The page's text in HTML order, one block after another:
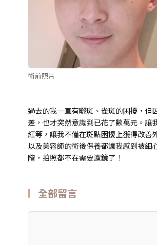
術前照片
過去的我一直有曬斑、雀斑的困擾，但
差，也才突然意識到已花了數萬元。讓
紅等，讓我不僅在斑點困擾上獲得改善
以及美容師的術後保養都讓我感到被
階，拍照都不在需要濾鏡了！
全部留言